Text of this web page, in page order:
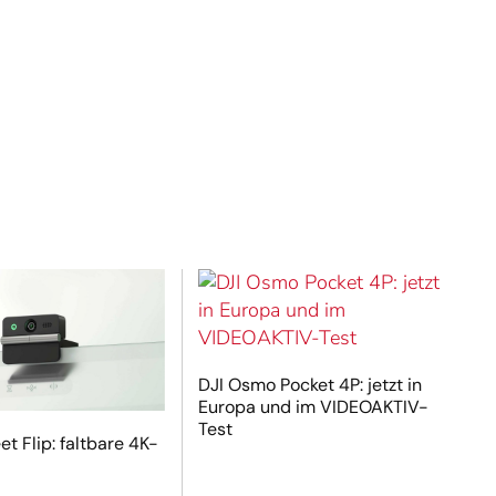
Flip: faltbare 4K-
DJI Osmo Pocket 4P: jetzt in
Europa und im VIDEOAKTIV-
Test